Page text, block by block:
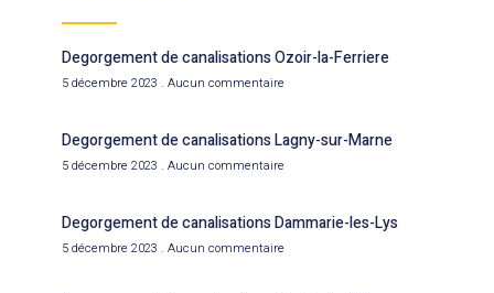
Degorgement de canalisations Ozoir-la-Ferriere
5 décembre 2023 Aucun commentaire
Degorgement de canalisations Lagny-sur-Marne
5 décembre 2023 Aucun commentaire
Degorgement de canalisations Dammarie-les-Lys
5 décembre 2023 Aucun commentaire